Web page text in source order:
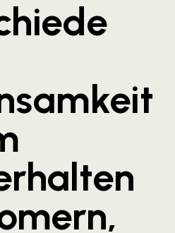
und Salzburg